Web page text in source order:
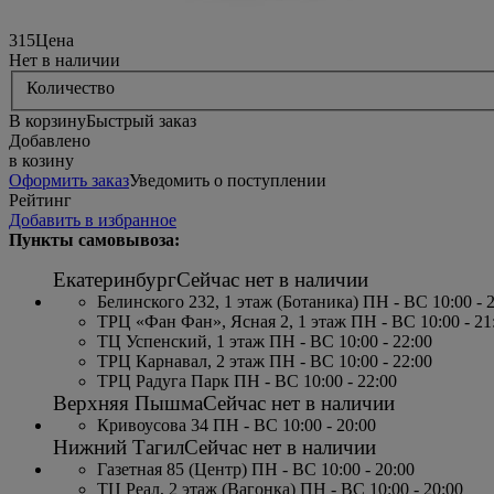
315Цена
Нет в наличии
Количество
В корзинуБыстрый заказ
Добавлено
в козину
Оформить заказУведомить о поступлении
Рейтинг
Добавить в избранное
Пункты самовывоза:
ЕкатеринбургСейчас нет в наличии
Белинского 232, 1 этаж (Ботаника) ПН - ВС 10:00 -
ТРЦ «Фан Фан», Ясная 2, 1 этаж ПН - ВС 10:00 -
ТЦ Успенский, 1 этаж ПН - ВС 10:00 - 22:00
ТРЦ Карнавал, 2 этаж ПН - ВС 10:00 - 22:00
ТРЦ Радуга Парк ПН - ВС 10:00 - 22:00
Верхняя ПышмаСейчас нет в наличии
Кривоусова 34 ПН - ВС 10:00 - 20:00
Нижний ТагилСейчас нет в наличии
Газетная 85 (Центр) ПН - ВС 10:00 - 20:00
ТЦ Реал, 2 этаж (Вагонка) ПН - ВС 10:00 - 20:00